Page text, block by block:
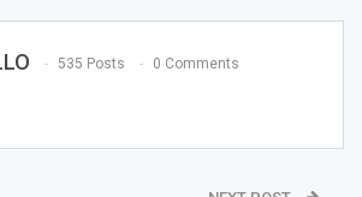
535 Posts 0 Comments